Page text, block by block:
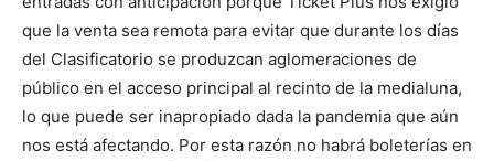
que la venta sea remota para evitar que durante los días
del Clasificatorio se produzcan aglomeraciones de
público en el acceso principal al recinto de la medialuna,
lo que puede ser inapropiado dada la pandemia que aún
nos está afectando. Por esta razón no habrá boleterías en